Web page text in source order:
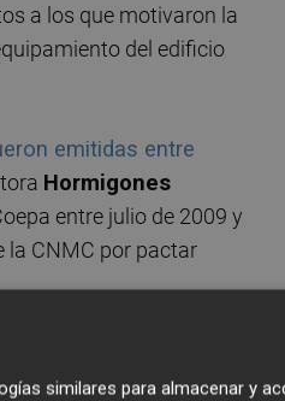
a los que motivaron la
del edificio
emitidas entre
Hormigones
entre julio de 2009 y
la CNMC por pactar
durante los años en
juzgado en
similares para almacenar y